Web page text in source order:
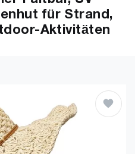
für Strand,
Aktivitäten